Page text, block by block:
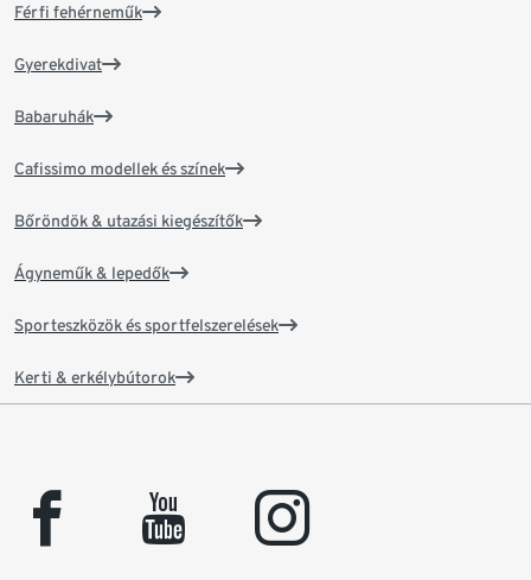
Férfi fehérneműk
Gyerekdivat
Babaruhák
Cafissimo modellek és színek
Bőröndök & utazási kiegészítők
Ágyneműk & lepedők
Sporteszközök és sportfelszerelések
Kerti & erkélybútorok
facebook youtube instagram